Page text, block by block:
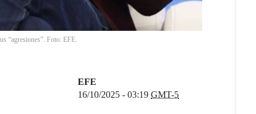
“agresiones”. Foto: EFE.
EFE
16/10/2025 - 03:19 GMT-5